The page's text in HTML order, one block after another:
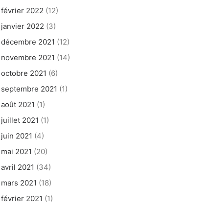
février 2022 (12)
janvier 2022 (3)
décembre 2021 (12)
novembre 2021 (14)
octobre 2021 (6)
septembre 2021 (1)
août 2021 (1)
juillet 2021 (1)
juin 2021 (4)
mai 2021 (20)
avril 2021 (34)
mars 2021 (18)
février 2021 (1)